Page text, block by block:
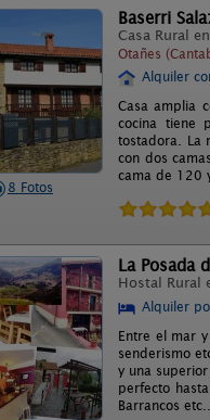
8 Fotos
Baserri
Casa Rural en
Otañes
Alquiler
Casa amplia
cocina tiene
tostadora. La
con dos
cama de 120
La Posada
Hostal Rural
Alquiler
Entre el mar
senderismo
y una
perfecto
Barrancos etc...